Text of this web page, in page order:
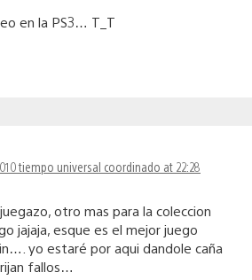
en la PS3… T_T
tiempo universal coordinado at 22:28
otro mas para la coleccion
jajaja, esque es el mejor juego
yo estaré por aqui dandole caña
fallos…